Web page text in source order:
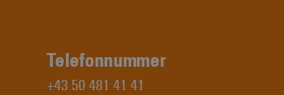
Telefonnummer
+43 50 481 41 41